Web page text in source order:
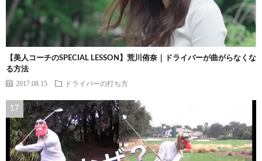
【美人コーチのSPECIAL LESSON】荒川侑奈｜ドライバーが曲がらなくな
る方法
2017.08.15 ドライバーの打ち方